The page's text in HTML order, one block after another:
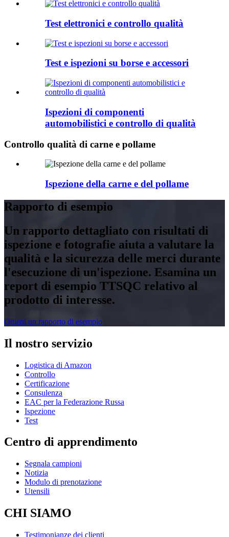
Test elettronici e controllo qualità
Test e ispezioni su borse e accessori
Ispezioni di componenti
automobilistici e controllo di qualità
Controllo qualità di carne e pollame
Ispezione della carne e del pollame
Rapporto di esempio
Un rapporto dettagliato con risultati di
ispezione e fotografie aiuta a valutare la
qualità e la sicurezza delle merci durante
l'esecuzione di un'ispezione. Esamina un
report di esempio TTSQC relativo al
prodotto di interesse.
Ottieni un rapporto di esempio
Il nostro servizio
Logistica di Amazon
Controllo
Certificazione
Consulenza
EAC per la Federazione Russa
Ispezione
Test
Centro di apprendimento
Segnala campioni
Notizia
Modulo di prenotazione
Utensili
CHI SIAMO
Testimonianze dei clienti